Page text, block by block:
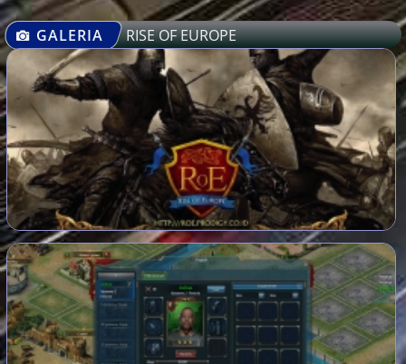
GALERIA RISE OF EUROPE